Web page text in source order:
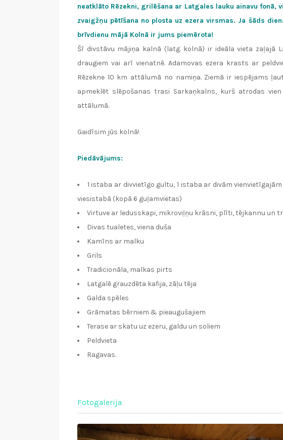
neatklāto Rēzekni, grilēšana ar Latgales lauku ainavu fonā,
zvaigžņu pētīšana no plosta uz ezera virsmas. Ja šāds
brīvdienu mājā Kolnā ir jums piemērota!
Šī divstāvu mājiņa kalnā (latg. kolnā) ir ideāla vieta zaļajā
draugiem vai arī vienatnē. Adamovas ezera krasts ar
Rēzekne 10 km attālumā no namiņa. Ziemā ir iespējams
apmeklēt slēpošanas trasi Sarkaņkalns, kurš atrodas
attālumā.
Gaidīsim jūs kolnā!
Piedāvājums:
1 istaba ar divvietīgo gultu, 1 istaba ar divām
viesistabā (kopā 6 guļamvietas)
Virtuve ar ledusskapi, mikroviļņu krāsni, plīti, tējkannu un
Divas tualetes, viena duša
Kamīns ar malku
Grils
Tradicionāla, malkas pirts
Latgalē grauzdēta kafija, zāļu tēja
Galda spēles
Grāmatas bērniem & pieaugušajiem
Terase ar skatu uz ezeru, galdu un soliem
Peldvieta
Ragavas.
Fotogalerija